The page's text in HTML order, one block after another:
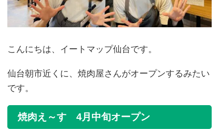
こんにちは、イートマップ仙台です。
仙台朝市近くに、焼肉屋さんがオープンするみたい
です。
焼肉え～す 4月中旬オープン